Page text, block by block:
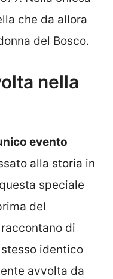
che da allora
del Bosco.
nella
evento
alla storia in
speciale
del
di
identico
avvolta da